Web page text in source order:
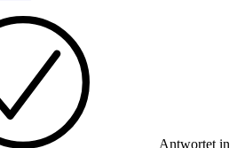
Antwortet in